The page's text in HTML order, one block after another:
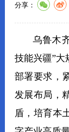
分享：
乌鲁木
技能兴疆”大
部署要求，
发展布局，
盾，培育本